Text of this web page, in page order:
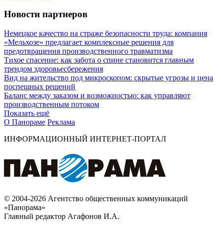
Новости партнеров
Немецкое качество на страже безопасности труда: компания
«Мельхозе» предлагает комплексные решения для
предотвращения производственного травматизма
Тихое спасение: как забота о спине становится главным
трендом здоровьесбережения
Вид на жительство под микроскопом: скрытые угрозы и цена
поспешных решений
Баланс между заказом и возможностью: как управляют
производственным потоком
Показать ещё
О Панораме Реклама
ИНФОРМАЦИОННЫЙ ИНТЕРНЕТ-ПОРТАЛ
© 2004-2026 Агентство общественных коммуникаций
«Панорама»
Главный редактор Агафонов И.А.